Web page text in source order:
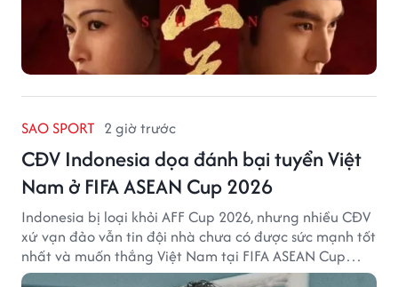
SAO SPORT 2 giờ trước
CĐV Indonesia dọa đánh bại tuyển Việt
Nam ở FIFA ASEAN Cup 2026
Indonesia bị loại khỏi AFF Cup 2026, nhưng nhiều CĐV
xứ vạn đảo vẫn tin đội nhà chưa có được sức mạnh tốt
nhất và muốn thắng Việt Nam tại FIFA ASEAN Cup
2026.